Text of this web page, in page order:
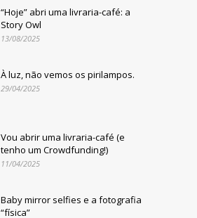
“Hoje” abri uma livraria-café: a
Story Owl
13/08/2025
À luz, não vemos os pirilampos.
29/04/2025
Vou abrir uma livraria-café (e
tenho um Crowdfunding!)
11/04/2025
Baby mirror selfies e a fotografia
“física”